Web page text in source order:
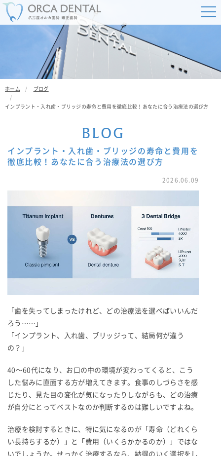
ホーム ブログ
インプラント・入れ歯・ブリッジの寿命と費用を徹底比較！あなたに合う治療法の選び方
BLOG
インプラント・入れ歯・ブリッジの寿命と費用を
徹底比較！あなたに合う治療法の選び方
2026.06.09
「歯を失ってしまったけれど、どの治療法を選べばいいんだ
ろう……」
「インプラント、入れ歯、ブリッジって、結局何が違う
の？」
40〜60代になり、お口の中の環境が変わってくると、こう
した悩みに直面する方が増えてきます。食事のしづらさを感
じたり、見た目の変化が気になったりしながらも、どの治療
が自分にとってベストなのか判断するのは難しいですよね。
治療を検討するときに、特に気になるのが「寿命（どれくら
い長持ちするか）」と「費用（いくらかかるのか）」ではな
いでしょうか。せっかく治療するなら、納得のいく選択をし